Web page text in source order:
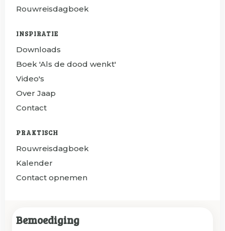
Rouwreisdagboek
INSPIRATIE
Downloads
Boek 'Als de dood wenkt'
Video's
Over Jaap
Contact
PRAKTISCH
Rouwreisdagboek
Kalender
Contact opnemen
Bemoediging